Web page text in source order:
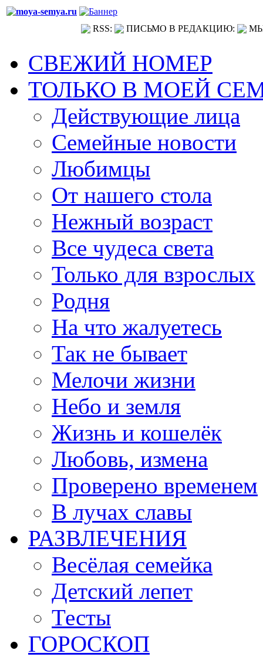
RSS: ПИСЬМО В РЕДАКЦИЮ:
СВЕЖИЙ НОМЕР
ТОЛЬКО В МОЕЙ
Действующие лица
Семейные новости
Любимцы
От нашего стола
Нежный возраст
Все чудеса света
Только для взрослых
Родня
На что жалуетесь
Так не бывает
Мелочи жизни
Небо и земля
Жизнь и кошелёк
Любовь, измена
Проверено временем
В лучах славы
РАЗВЛЕЧЕНИЯ
Весёлая семейка
Детский лепет
Тесты
ГОРОСКОП